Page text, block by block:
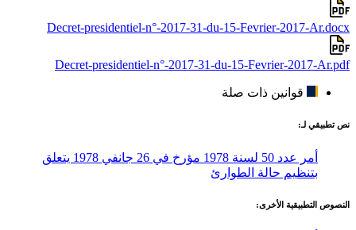
Decret-presidentiel-n°-2017-31-du-15-Fevrier-2017-Ar.docx
Decret-presidentiel-n°-2017-31-du-15-Fevrier-2017-Ar.pdf
قوانين ذات صلة
نص تطبيقي لـ:
أمر عدد 50 لسنة 1978 مؤرخ في 26 جانفي 1978 يتعلق
بتنظيم حالة الطوارئ
النصوص التطبيقية الأخرى: